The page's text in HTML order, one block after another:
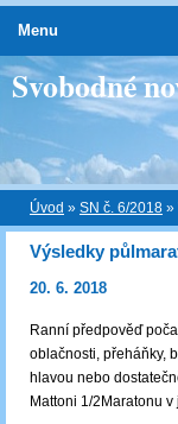
Svobodné
Úvod » SN č. 6/2018 »
Výsledky
20. 6. 2018
Ranní předpověď
oblačnosti, přeháňky,
hlavou nebo
Mattoni 1/2Maratonu
Menu